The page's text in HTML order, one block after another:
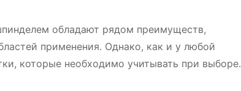
обладают рядом преимуществ,
применения․ Однако, как и у любой
которые необходимо учитывать при выборе․